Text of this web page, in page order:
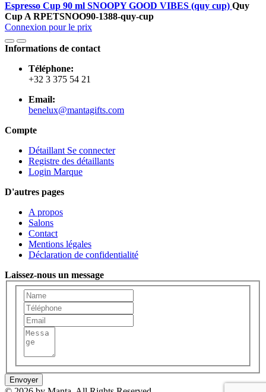
Espresso Cup 90 ml SNOOPY GOOD VIBES (quy cup) Quy
Cup A RPETSNOO90-1388-quy-cup
Connexion pour le prix
Informations de contact
Téléphone:
+32 3 375 54 21
Email:
benelux@mantagifts.com
Compte
Détaillant Se connecter
Registre des détaillants
Login Marque
D'autres pages
A propos
Salons
Contact
Mentions légales
Déclaration de confidentialité
Laissez-nous un message
Envoyer